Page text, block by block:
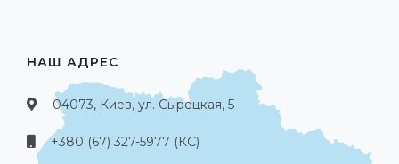
НАШ АДРЕС
04073, Киев, ул. Сырецкая, 5
+380 (67) 327-5977 (КС)